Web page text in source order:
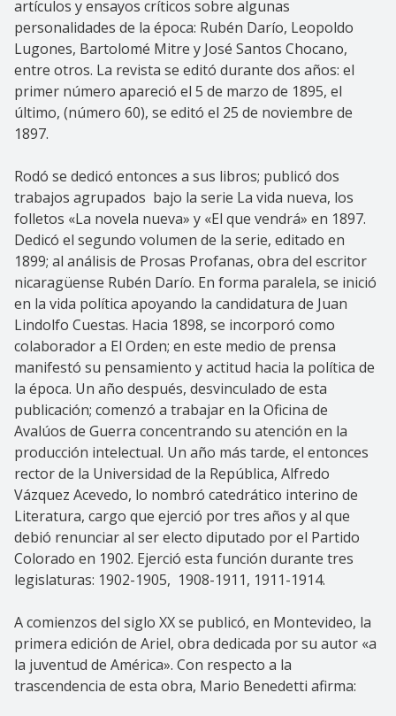
artículos y ensayos críticos sobre algunas
personalidades de la época: Rubén Darío, Leopoldo
Lugones, Bartolomé Mitre y José Santos Chocano,
entre otros. La revista se editó durante dos años: el
primer número apareció el 5 de marzo de 1895, el
último, (número 60), se editó el 25 de noviembre de
1897.
Rodó se dedicó entonces a sus libros; publicó dos
trabajos agrupados bajo la serie La vida nueva, los
folletos «La novela nueva» y «El que vendrá» en 1897.
Dedicó el segundo volumen de la serie, editado en
1899; al análisis de Prosas Profanas, obra del escritor
nicaragüense Rubén Darío. En forma paralela, se inició
en la vida política apoyando la candidatura de Juan
Lindolfo Cuestas. Hacia 1898, se incorporó como
colaborador a El Orden; en este medio de prensa
manifestó su pensamiento y actitud hacia la política de
la época. Un año después, desvinculado de esta
publicación; comenzó a trabajar en la Oficina de
Avalúos de Guerra concentrando su atención en la
producción intelectual. Un año más tarde, el entonces
rector de la Universidad de la República, Alfredo
Vázquez Acevedo, lo nombró catedrático interino de
Literatura, cargo que ejerció por tres años y al que
debió renunciar al ser electo diputado por el Partido
Colorado en 1902. Ejerció esta función durante tres
legislaturas: 1902-1905, 1908-1911, 1911-1914.
A comienzos del siglo XX se publicó, en Montevideo, la
primera edición de Ariel, obra dedicada por su autor «a
la juventud de América». Con respecto a la
trascendencia de esta obra, Mario Benedetti afirma: